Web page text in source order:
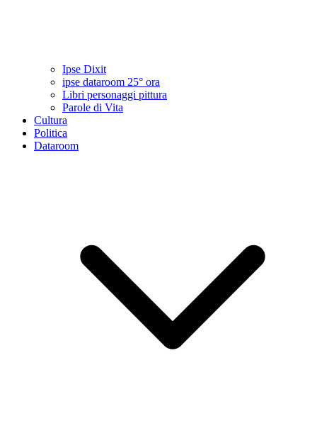
Ipse Dixit
ipse dataroom 25° ora
Libri personaggi pittura
Parole di Vita
Cultura
Politica
Dataroom